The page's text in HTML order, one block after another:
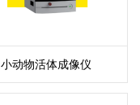
小动物活体成像仪